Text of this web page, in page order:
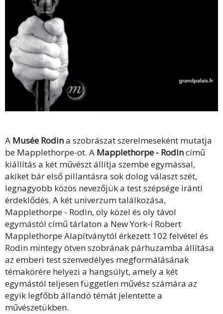
A Musée Rodina szobrászat szerelmeseként mutatja
be Mapplethorpe-ot. A Mapplethorpe - Rodincímű
kiállítás a két művészt állítja szembe egymással,
akiket bár első pillantásra sok dolog választ szét,
legnagyobb közös nevezőjük a test szépsége iránti
érdeklődés. A két univerzum találkozása,
Mapplethorpe - Rodin, oly közel és oly távol
egymástól című tárlaton a New York-i Robert
Mapplethorpe Alapítványtól érkezett 102 felvétel és
Rodin mintegy ötven szobrának párhuzamba állítása
az emberi test szenvedélyes megformálásának
témakörére helyezi a hangsúlyt, amely a két
egymástól teljesen független művész számára az
egyik legfőbb állandó témát jelentette a
művészetükben.